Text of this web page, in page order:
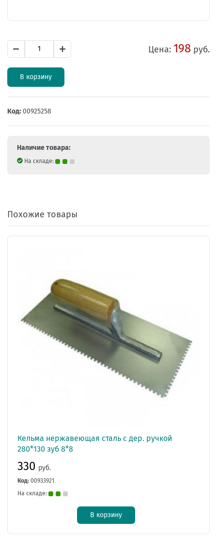
Цена: 198 руб.
В корзину
Код: 00925258
Наличие товара:
На складе:
Похожие товары
Кельма нержавеющая сталь с дер. ручкой
280*130 зуб 8*8
330 руб.
Код: 00933921
На складе:
В корзину